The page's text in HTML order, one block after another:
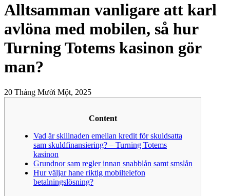
Alltsamman vanligare att karl
avlöna med mobilen, så hur
Turning Totems kasinon gör
man?
20 Tháng Mười Một, 2025
Content
Vad är skillnaden emellan kredit för skuldsatta
sam skuldfinansiering? – Turning Totems
kasinon
Grundnor sam regler innan snabblån samt smslån
Hur väljar hane riktig mobiltelefon
betalningslösning?